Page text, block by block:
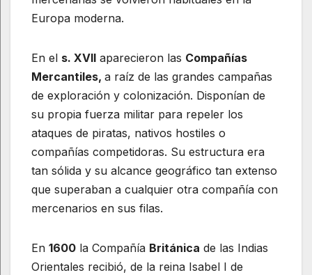
Europa moderna.
En el s. XVII aparecieron las Compañías
Mercantiles, a raíz de las grandes campañas
de exploración y colonización. Disponían de
su propia fuerza militar para repeler los
ataques de piratas, nativos hostiles o
compañías competidoras. Su estructura era
tan sólida y su alcance geográfico tan extenso
que superaban a cualquier otra compañía con
mercenarios en sus filas.
En 1600 la Compañía Británica de las Indias
Orientales recibió, de la reina Isabel I de